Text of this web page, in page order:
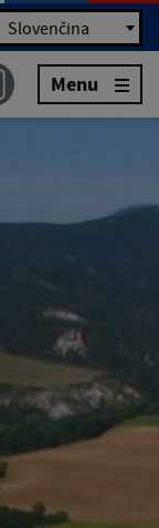
Slovenčina
Menu